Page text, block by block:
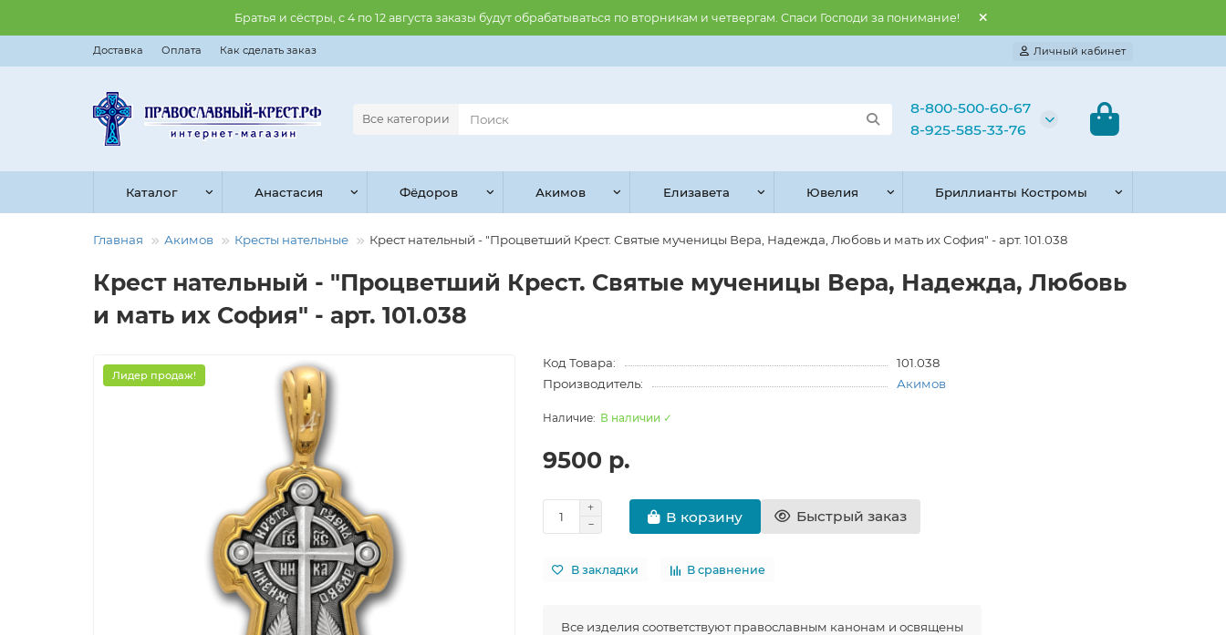
Братья и сёстры, с 4 по 12 августа заказы будут обрабатываться по вторникам и четвергам. Спаси Господи за понимание!
Доставка Оплата Как сделать заказ Личный кабинет
Все категории
8-800-500-60-67
8-925-585-33-76
Каталог Анастасия Фёдоров Акимов Елизавета Ювелия Бриллианты Костромы
Главная Акимов Кресты нательные Крест нательный - "Процветший Крест. Святые мученицы Вера, Надежда, Любовь и мать их София" - арт. 101.038
Крест нательный - "Процветший Крест. Святые мученицы Вера, Надежда, Любовь
и мать их София" - арт. 101.038
Лидер продаж!
Код Товара:
101.038
Производитель:
Акимов
В наличии ✓
9500 р.
В корзину Быстрый заказ
В закладки В сравнение
Все изделия соответствуют православным канонам и освящены